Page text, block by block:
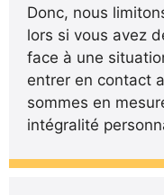
Donc, nous
lors si vous avez
face à une
entrer en contact
sommes en
intégralité